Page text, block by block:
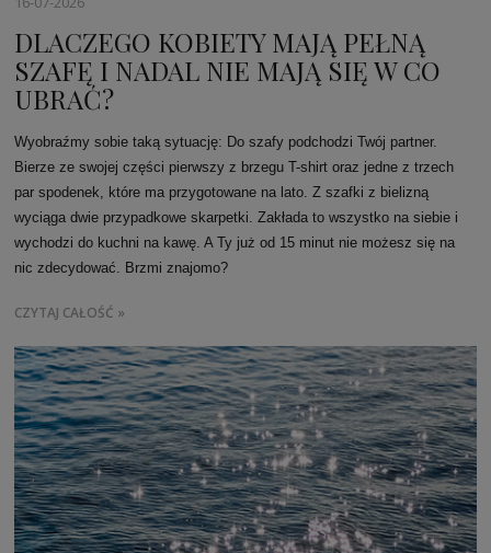
DLACZEGO KOBIETY MAJĄ PEŁNĄ
SZAFĘ I NADAL NIE MAJĄ SIĘ W CO
UBRAĆ?
Wyobraźmy sobie taką sytuację: Do szafy podchodzi Twój partner.
Bierze ze swojej części pierwszy z brzegu T-shirt oraz jedne z trzech
par spodenek, które ma przygotowane na lato. Z szafki z bielizną
wyciąga dwie przypadkowe skarpetki. Zakłada to wszystko na siebie i
wychodzi do kuchni na kawę. A Ty już od 15 minut nie możesz się na
nic zdecydować. Brzmi znajomo?
CZYTAJ CAŁOŚĆ »